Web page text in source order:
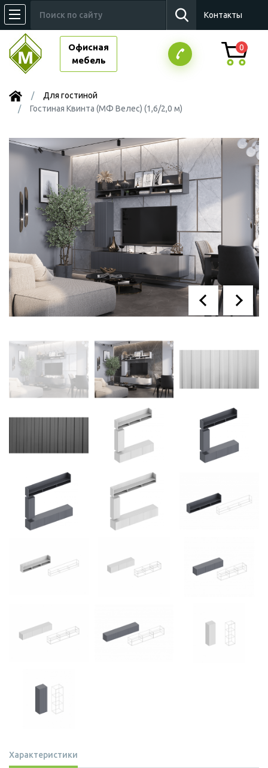
Контакты
Офисная
мебель
0
Для гостиной
Гостиная Квинта (МФ Велес) (1,6/2,0 м)
Характеристики